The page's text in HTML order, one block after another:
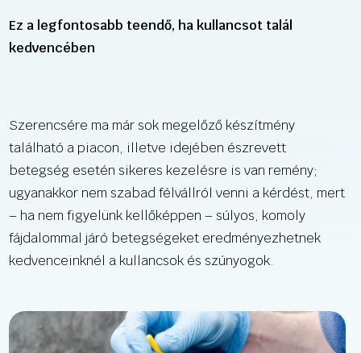
Ez a legfontosabb teendő, ha kullancsot talál
kedvencében
Szerencsére ma már sok megelőző készítmény
található a piacon, illetve idejében észrevett
betegség esetén sikeres kezelésre is van remény;
ugyanakkor nem szabad félvállról venni a kérdést, mert
– ha nem figyelünk kellőképpen – súlyos, komoly
fájdalommal járó betegségeket eredményezhetnek
kedvenceinknél a kullancsok és szúnyogok.